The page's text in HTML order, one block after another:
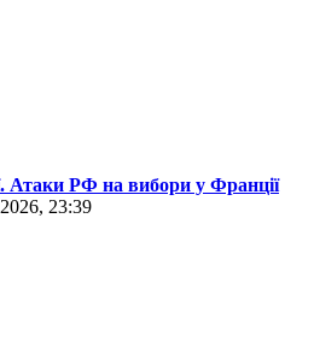
Атаки РФ на вибори у Франції
23:39